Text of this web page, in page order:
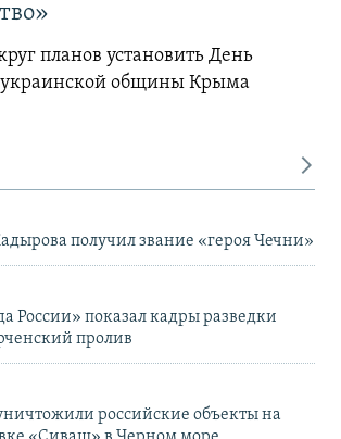
планов установить День
общины Крыма
получил звание «героя Чечни»
России» показал кадры разведки
пролив
российские объекты на